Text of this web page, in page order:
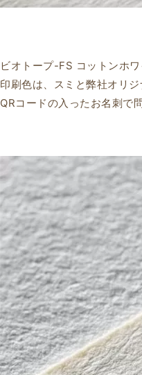
ビオトープ-FS コットンホ
印刷色は、スミと弊社オリ
QRコードの入ったお名刺で